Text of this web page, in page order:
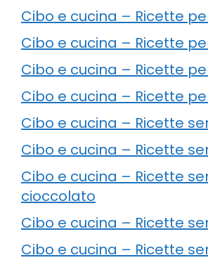
Cibo e cucina – Ricette
Cibo e cucina – Ricette
Cibo e cucina – Ricette
Cibo e cucina – Ricette
Cibo e cucina – Ricette
Cibo e cucina – Ricette
Cibo e cucina – Ricette
cioccolato
Cibo e cucina – Ricette
Cibo e cucina – Ricette